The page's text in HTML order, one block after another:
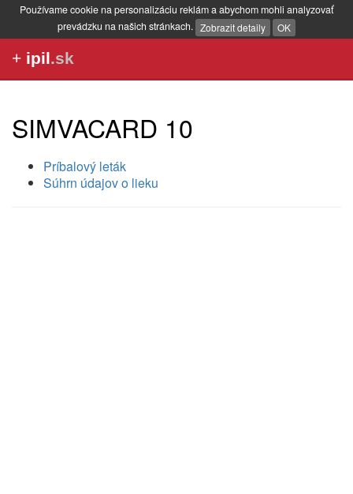
Používame cookie na personalizáciu reklám a abychom mohli analyzovať
prevádzku na našich stránkach. Zobrazit detaily OK
+ ipil.sk
SIMVACARD 10
Príbalový leták
Súhrn údajov o lieku